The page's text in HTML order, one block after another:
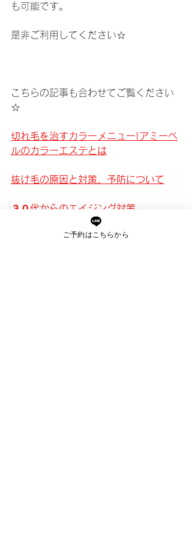
も可能です。
是非ご利用してください☆
こちらの記事も合わせてご覧ください
☆
切れ毛を治すカラーメニュー|アミーベ
ルのカラーエステとは
抜け毛の原因と対策、予防について
３０代からのエイジング対策
ご予約はこちらから